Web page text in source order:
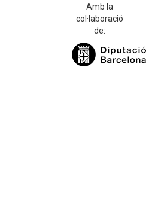
Amb la
col·laboració
de: